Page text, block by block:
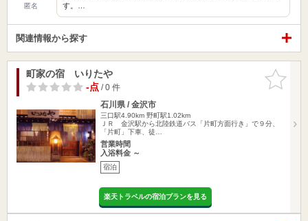
匿名
す。…
関連情報から探す
お気に入
りに追加
町家の宿 いりたや
-点/ 0 件
石川県 / 金沢市
三口駅4.90km 野町駅1.02km
ＪＲ 金沢駅から北陸鉄道バス「片町方面行き」で９分、
「片町」下車、徒…
営業時間
入浴料金 ～
宿泊
楽天トラベルの宿泊プランを見る